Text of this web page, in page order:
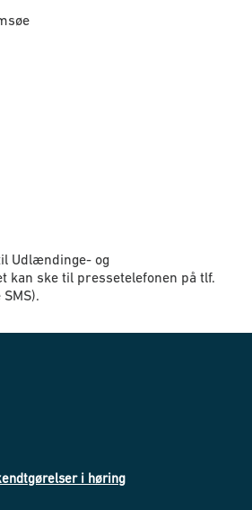
Udlændinge- og
kan ske til pressetelefonen på tlf.
i høring